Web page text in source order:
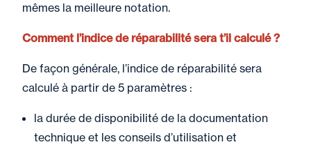
mêmes la meilleure notation.
Comment l’indice de réparabilité sera t’il calculé ?
De façon générale, l’indice de réparabilité sera
calculé à partir de 5 paramètres :
la durée de disponibilité de la documentation
technique et les conseils d’utilisation et